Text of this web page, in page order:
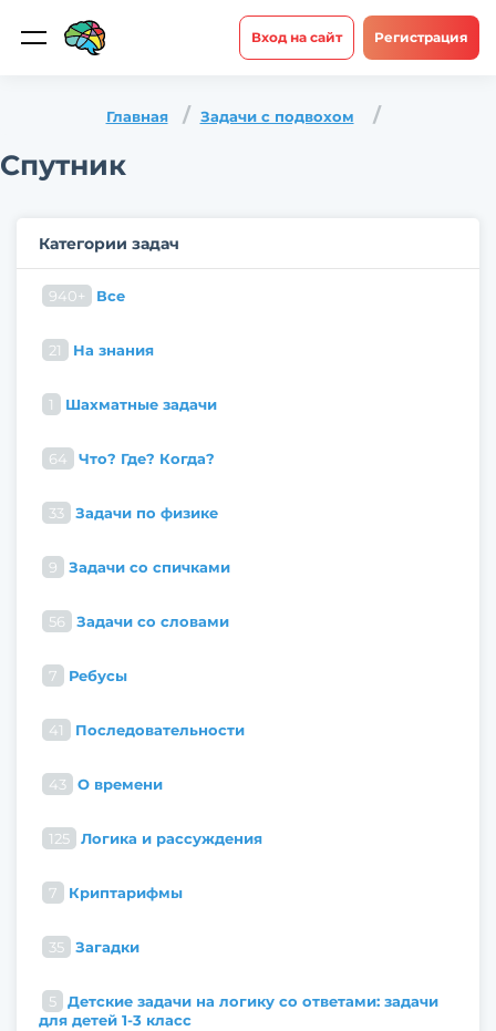
Вход на сайт Регистрация
Главная Задачи с подвохом
Спутник
Категории задач
940+ Все
21 На знания
1 Шахматные задачи
64 Что? Где? Когда?
33 Задачи по физике
9 Задачи со спичками
56 Задачи со словами
7 Ребусы
41 Последовательности
43 О времени
125 Логика и рассуждения
7 Криптарифмы
35 Загадки
5
Детские задачи на логику со ответами: задачи
для детей 1-3 класс